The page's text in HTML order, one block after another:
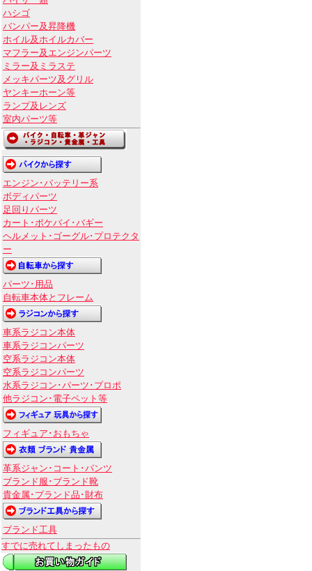
ハシゴ
バンパー及昇降機
ホイル及ホイルカバー
マフラー及エンジンパーツ
ミラー及ミラステ
メッキパーツ及グリル
ヤンキーホーン等
ランプ及レンズ
室内パーツ等
エンジン･バッテリー系
ボディパーツ
足回りパーツ
カート･ポケバイ･バギー
ヘルメット･ゴーグル･プロテクタ
ー
パーツ･用品
自転車本体とフレーム
車系ラジコン本体
車系ラジコンパーツ
空系ラジコン本体
空系ラジコンパーツ
水系ラジコン･パーツ･プロポ
他ラジコン･電子ペット等
フィギュア･おもちゃ
革系ジャン･コート･パンツ
ブランド服･ブランド靴
貴金属･ブランド品･財布
ブランド工具
すでに売れてしまったもの